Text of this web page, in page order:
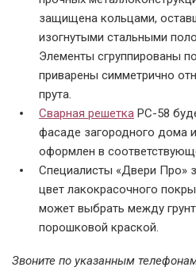
Решетка РС-01
Модель РС-01 с
покрытием
эмалью
Модель РС-03 Модель РС-03
защищена кольцами,
изогнутыми стальными
Элементы сгруппированы
приварены симметрично
прута.
Сварная решетка РС-58
фасаде загородного дома
оформлен в
Специалисты «Двери Про»
цвет лакокрасочного
может выбрать между
порошковой краской.
Звоните по указанным